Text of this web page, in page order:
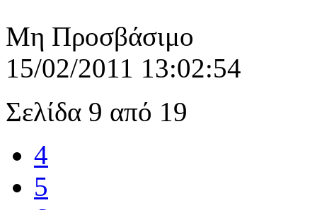
Μη Προσβάσιμο
15/02/2011 13:02:54
Σελίδα 9 από 19
4
5